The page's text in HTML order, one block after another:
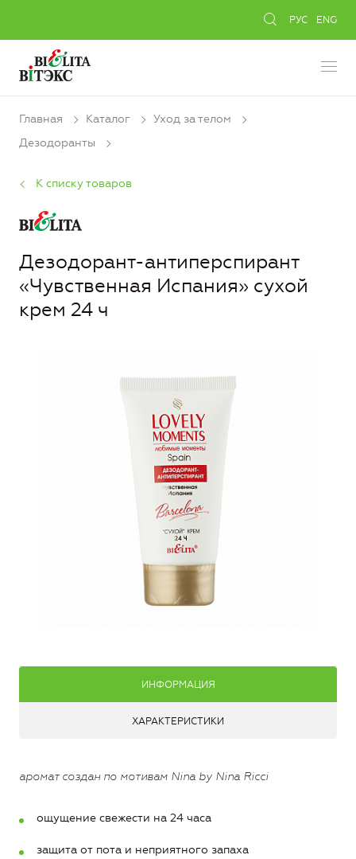
РУС ENG
Главная Каталог
Уход за телом
Дезодоранты
К списку товаров
Дезодорант-антиперспирант
«Чувственная Испания» сухой
крем 24 ч
ИНФОРМАЦИЯ
ХАРАКТЕРИСТИКИ
аромат создан по мотивам Nina by Nina Ricci
ощущение свежести на 24 часа
защита от пота и неприятного запаха